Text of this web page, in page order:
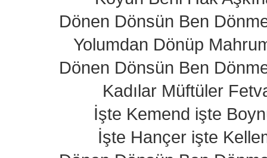
Dönen Dönsün Ben
Yolumdan Dönüp
Dönen Dönsün Ben
Kadılar Müftüler
İşte Kemend işte
İşte Hançer işte